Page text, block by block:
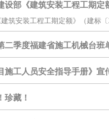
设部《建筑安装工程工期定
筑安装工程工期定额》（建标〔
二季度福建省施工机械台班
施工人员安全指导手册》宣
珍藏！